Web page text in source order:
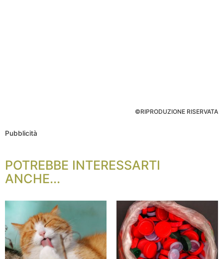
©RIPRODUZIONE RISERVATA
Pubblicità
POTREBBE INTERESSARTI
ANCHE...